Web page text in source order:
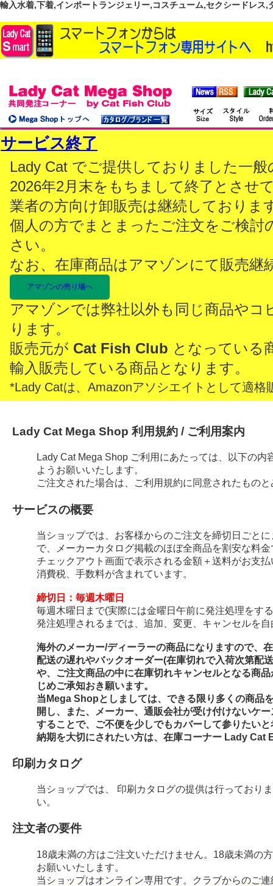
輸入水着,下着,インポートランジェリー,コスチューム,セクシードレス
サービス終了
Lady Cat でご提供しておりました一
2026年2月末をもちまして終了とさせ
業者の方向け卸販売は継続しておりま
個人の方でまとまったご注文をご検討
さい。
なお、在庫商品はアマゾンにて販売継
アマゾンの売り場へ
アマゾンでは弊社以外も同じ商品やコ
ります。
販売元が Cat Fish Club となっている
輸入販売している商品となります。
*Lady Catは、Amazonアソシエイトとして適格
Lady Cat Mega Shop 利用規約 / ご利用案内
Lady Cat Mega Shop ご利用にあたっては、以下の
ようお願いいたします。
ご注文された場合は、ご利用規約に同意されたもの
サービスの概要
当ショップでは、お客様からのご注文を締切日ごと
で、メーカーカタログ掲載のほぼ全商品を割安な料
チェックアウト画面で表示される金額＋送料がお支
消費税、手数料が含まれています。
締切日：毎週木曜日
毎週木曜日まで(実際には金曜日午前に発注処理をす
発注処理されるまでは、追加、変更、キャンセルを
海外のメーカー/ディーラーの商品になりますので、
配送の遅れやバックオーダー(在庫切れで入荷次第配
や、ご注文商品の中に在庫切れキャンセルとなる商
じめご承知おき願います。
当Mega Shopとしましては、できる限り多くの商品
開し、また、メーカー、通販会社が受け付けないケ
することで、ご不便を少しでもカバーして参りたい
納期を大切にされたい方は、在庫コーナー Lady Cat
印刷カタログ
当ショップでは、 印刷カタログの提供は行っており
い。
注文者の要件
18歳未満の方はご注文いただけません。18歳未満の
お願いいたします。
当ショップはオンライン専用です。クラブからのご